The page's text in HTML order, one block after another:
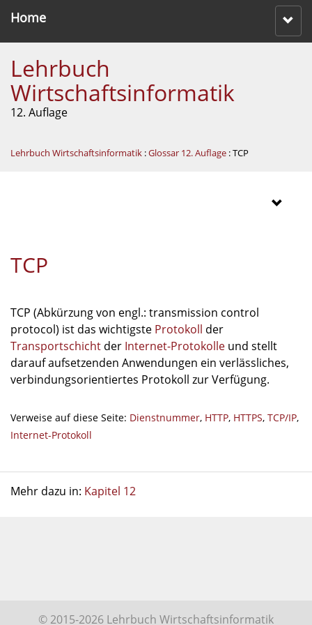
Home
Lehrbuch
Wirtschaftsinformatik
12. Auflage
Lehrbuch Wirtschaftsinformatik :Glossar 12. Auflage : TCP
TCP
TCP (Abkürzung von engl.: transmission control
protocol) ist das wichtigste Protokoll der
Transportschicht der Internet-Protokolle und stellt
darauf aufsetzenden Anwendungen ein verlässliches,
verbindungsorientiertes Protokoll zur Verfügung.
Verweise auf diese Seite: Dienstnummer, HTTP, HTTPS, TCP/IP,
Internet-Protokoll
Mehr dazu in: Kapitel 12
© 2015-2026 Lehrbuch Wirtschaftsinformatik